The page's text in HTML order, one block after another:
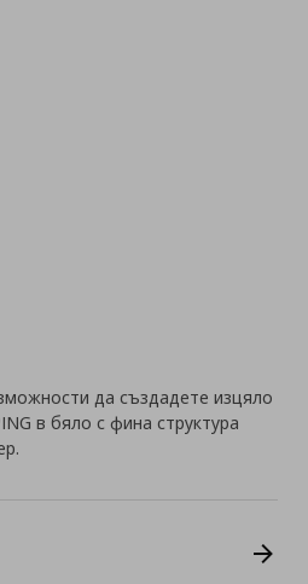
да създадете изцяло
в бяло с фина структура